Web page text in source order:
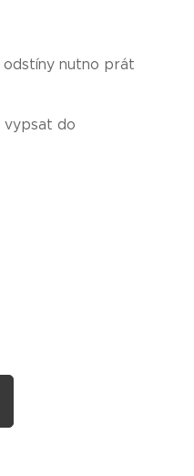
odstíny nutno prát
vypsat do